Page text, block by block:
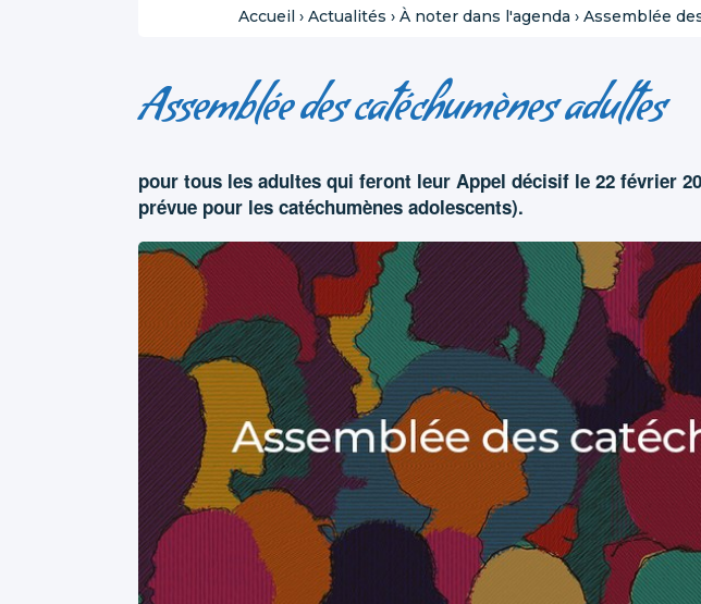
Accueil › Actualités › À noter dans l'agenda › Assemblée
Assemblée des catéchumènes adultes
pour tous les adultes qui feront leur Appel décisif le 22 février
prévue pour les catéchumènes adolescents).